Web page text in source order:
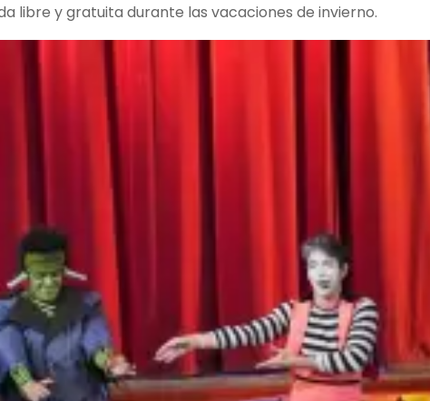
libre y gratuita durante las vacaciones de invierno.